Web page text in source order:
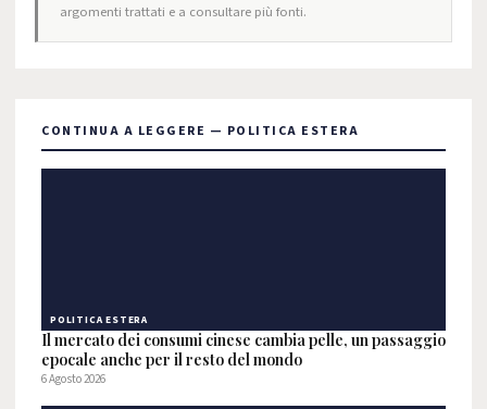
argomenti trattati e a consultare più fonti.
CONTINUA A LEGGERE — POLITICA ESTERA
POLITICA ESTERA
Il mercato dei consumi cinese cambia pelle, un passaggio
epocale anche per il resto del mondo
6 Agosto 2026